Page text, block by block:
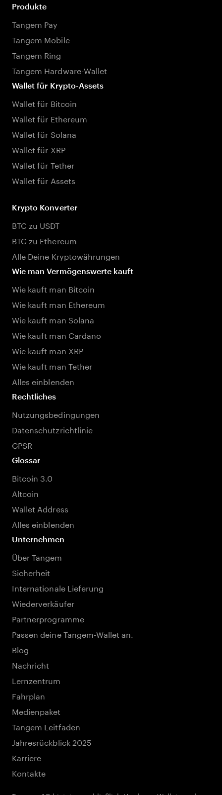
Produkte
Tangem Pay
Tangem Mobile
Tangem Ring
Tangem Hardware-Wallet
Wallet für Krypto-Assets
Wallet für Bitcoin
Wallet für Ethereum
Wallet für Solana
Wallet für XRP
Wallet für Tether
Wallet für Assets
Krypto Konverter
BTC zu USDT
BTC zu Ethereum
Alle Deine Kryptowährungen
Wie man Vermögenswerte kauft
Wie kauft man Bitcoin
Wie kauft man Ethereum
Wie kauft man Solana
Wie kauft man Cardano
Wie kauft man XRP
Wie kauft man Tether
Alles einblenden
Rechtliches
Nutzungsbedingungen
Datenschutzrichtlinie
GPSR
Glossar
Bitcoin 3.0
Altcoin
Wallet Address
Alles einblenden
Unternehmen
Über Tangem
Sicherheit
Internationale Lieferung
Wiederverkäufer
Partnerprogramme
Passen deine Tangem-Wallet an.
Blog
Nachricht
Lernzentrum
Fahrplan
Medienpaket
Tangem Leitfaden
Jahresrückblick 2025
Karriere
Kontakte